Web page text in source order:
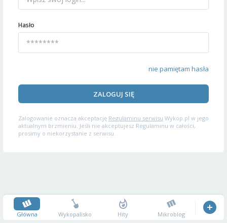
Hasło
nie pamiętam hasła
ZALOGUJ SIĘ
Zalogowanie oznacza akceptację Regulaminu serwisu Wykop.pl w jego
aktualnym brzmieniu. Jeśli nie akceptujesz Regulaminu w całości,
prosimy o niekorzystanie z serwisu.
Główna Wykopalisko Hity Mikroblog